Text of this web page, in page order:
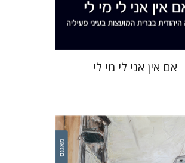
$46
$41
אם אין אני לי מי לי